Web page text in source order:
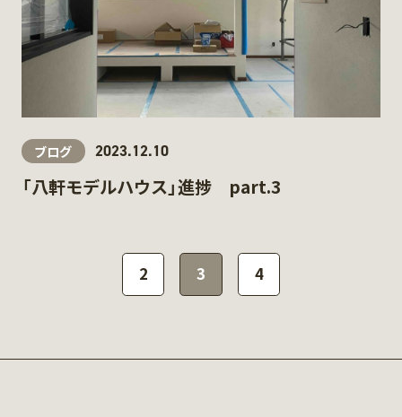
ブログ 2023.12.10
「八軒モデルハウス」進捗 part.3
2 3 4